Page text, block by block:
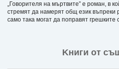
„Говорителя на мъртвите” е роман, в
стремят да намерят общ език
само така могат да поправят грешките
Kниги от